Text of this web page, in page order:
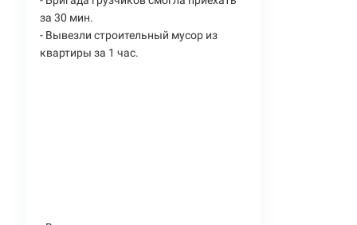
за 30 мин.
- Вывезли строительный мусор из
квартиры за 1 час.